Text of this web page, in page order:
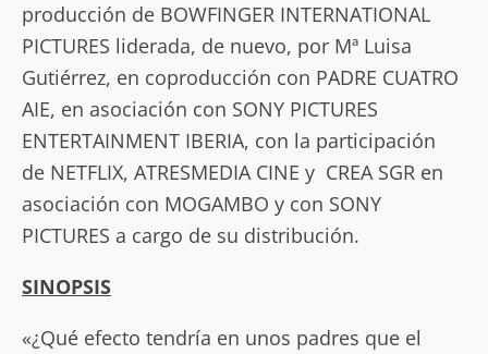
producción de BOWFINGER INTERNATIONAL
PICTURES liderada, de nuevo, por Mª Luisa
Gutiérrez, en coproducción con PADRE CUATRO
AIE, en asociación con SONY PICTURES
ENTERTAINMENT IBERIA, con la participación
de NETFLIX, ATRESMEDIA CINE y CREA SGR en
asociación con MOGAMBO y con SONY
PICTURES a cargo de su distribución.
SINOPSIS
«¿Qué efecto tendría en unos padres que el